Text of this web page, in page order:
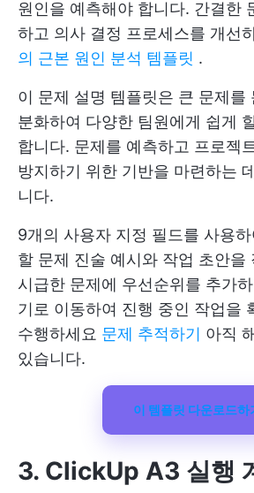
원인을 예측해야 합니다. 간결한
하고 의사 결정 프로세스를 개선
의 근본 원인 분석 템플릿 .
이 문제 설명 템플릿은 큰 문제를
분화하여 다양한 팀원에게 쉽게
합니다. 문제를 예측하고 프로젝
방지하기 위한 기반을 마련하는
니다.
9개의 사용자 지정 필드를 사용
할 문제 진술 예시와 작업 초안을
시급한 문제에 우선순위를 추가
기로 이동하여 진행 중인 작업을
수행하세요 문제 추적하기 아직
있습니다.
이 템플릿 다운로드하
3. ClickUp A3 실행